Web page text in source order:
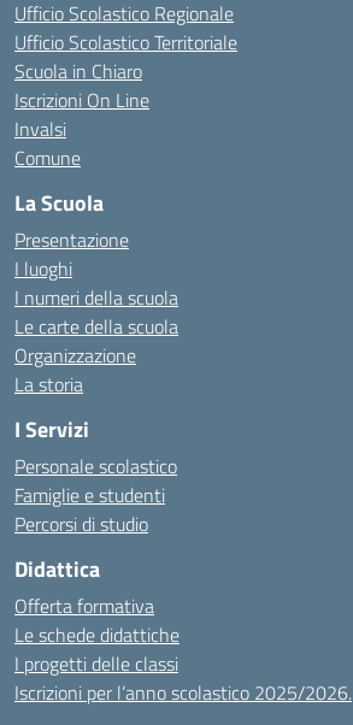
Ufficio Scolastico Regionale
Ufficio Scolastico Territoriale
Scuola in Chiaro
Iscrizioni On Line
Invalsi
Comune
La Scuola
Presentazione
I luoghi
I numeri della scuola
Le carte della scuola
Organizzazione
La storia
I Servizi
Personale scolastico
Famiglie e studenti
Percorsi di studio
Didattica
Offerta formativa
Le schede didattiche
I progetti delle classi
Iscrizioni per l’anno scolastico 2025/2026.